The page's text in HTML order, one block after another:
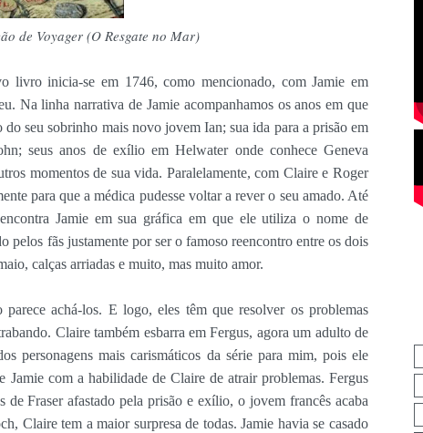
de Voyager (O Resgate no Mar)
livro inicia-se em 1746, como mencionado, com Jamie em
Na linha narrativa de Jamie acompanhamos os anos em que
seu sobrinho mais novo jovem Ian; sua ida para a prisão em
seus anos de exílio em Helwater onde conhece Geneva
momentos de sua vida. Paralelamente, com Claire e Roger
para que a médica pudesse voltar a rever o seu amado. Até
Jamie em sua gráfica em que ele utiliza o nome de
fãs justamente por ser o famoso reencontro entre os dois
calças arriadas e muito, mas muito amor.
achá-los. E logo, eles têm que resolver os problemas
Claire também esbarra em Fergus, agora um adulto de
personagens mais carismáticos da série para mim, pois ele
com a habilidade de Claire de atrair problemas. Fergus
Fraser afastado pela prisão e exílio, o jovem francês acaba
Claire tem a maior surpresa de todas. Jamie havia se casado